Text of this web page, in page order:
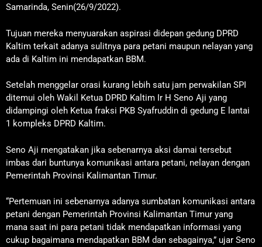
Samarinda, Senin(26/9/2022).
Tujuan mereka menyuarakan aspirasi didepan gedung DPRD
Kaltim terkait adanya sulitnya para petani maupun nelayan yang
ada di Kaltim ini mendapatkan BBM.
Setelah menggelar orasi kurang lebih satu jam perwakilan SPI
ditemui oleh Wakil Ketua DPRD Kaltim Ir H Seno Aji yang
didampingi oleh Ketua fraksi PKB Syafruddin di gedung E lantai
1 kompleks DPRD Kaltim.
Seno Aji mengatakan jika sebenarnya aksi damai tersebut
imbas dari buntunya komunikasi antara petani, nelayan dengan
Pemerintah Provinsi Kalimantan Timur.
“Pertemuan ini sebenarnya adanya sumbatan komunikasi antara
petani dengan Pemerintah Provinsi Kalimantan Timur yang
mana saat ini para petani tidak mendapatkan informasi yang
cukup bagaimana mendapatkan BBM dan sebagainya,” ujar Seno